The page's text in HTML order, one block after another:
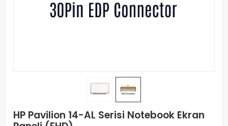
HP Pavilion 14-AL Serisi Notebook Ekran